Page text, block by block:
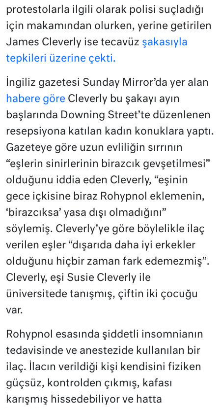
protestolarla ilgili olarak polisi suçladığı
için makamından olurken, yerine getirilen
James Cleverly ise tecavüz şakasıyla
tepkileri üzerine çekti.
İngiliz gazetesi Sunday Mirror’da yer alan
habere göre Cleverly bu şakayı ayın
başlarında Downing Street’te düzenlenen
resepsiyona katılan kadın konuklara yaptı.
Gazeteye göre uzun evliliğin sırrının
“eşlerin sinirlerinin birazcık gevşetilmesi”
olduğunu iddia eden Cleverly, “eşinin
gece içkisine biraz Rohypnol eklemenin,
‘birazcıksa’ yasa dışı olmadığını”
söylemiş. Cleverly’ye göre böylelikle ilaç
verilen eşler “dışarıda daha iyi erkekler
olduğunu hiçbir zaman fark edemezmiş”.
Cleverly, eşi Susie Cleverly ile
üniversitede tanışmış, çiftin iki çocuğu
var.
Rohypnol esasında şiddetli insomnianın
tedavisinde ve anestezide kullanılan bir
ilaç. İlacın verildiği kişi kendisini fiziken
güçsüz, kontrolden çıkmış, kafası
karışmış hissedebiliyor ve hatta